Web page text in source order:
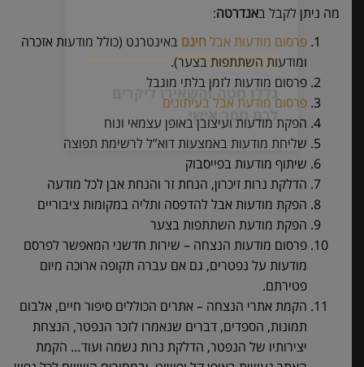
מה ניתן לקבל באנדרטה:
פרסום מודעות אבלחינם באינטרנט (כולל מודעות אזכרה
ומודעות השתתפות בצער).
פרסום מודעות לזמן בלתי מוגבל
פרסום מודעת אבל בעיתונים
הפקת מודעות ועיצובן באופן עצמאי ונוח
שליחת מודעות באמצעות דוא”ל לרשימת תפוצה
שיתוף מודעות בפייסבוק
הדלקת נרות זיכרון, הנחת זר והנחת אבן לכל מודעה
הפקת מודעות אבל להדפסה ותליה במקומות ציבוריים
הפקת מודעת השתתפות בצער
פרסום מודעות הנצחה – שירות חדשני המאפשר לפרסם
מודעות על נפטרים, גם אם עברה תקופה ארוכה מיום
פטירתם.
הקמת אתרי הנצחה – אתרים הכוללים סיפור חיים, אלבום
תמונות, הספדים, דברים שנאמרו לזכר הנפטר, הנצחת
יצירותיו של הנפטר, הדלקת נרות נשמה ועוד… הקמת
הניחו אבן
נחמו עם מסר משלכם
גללו מטה והשאירו ליקרים
לכם מסר אישי